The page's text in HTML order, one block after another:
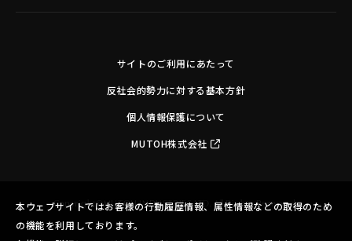
サイトのご利用にあたって
反社会的勢力に対する基本方針
個人情報保護について
MUTOH株式会社
Copyright©MUTOH INDUSTRIES LTD. All Rights Reserved.
本ウェブサイトではお客様の行動履歴情報、属性情報などの取得のため
の機能を利用しております。